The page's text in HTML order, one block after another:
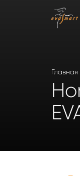
Главная